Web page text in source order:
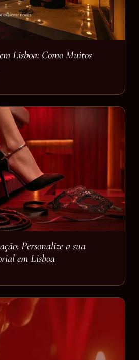
Lisboa: Como Muitos
Personalize a sua
em Lisboa